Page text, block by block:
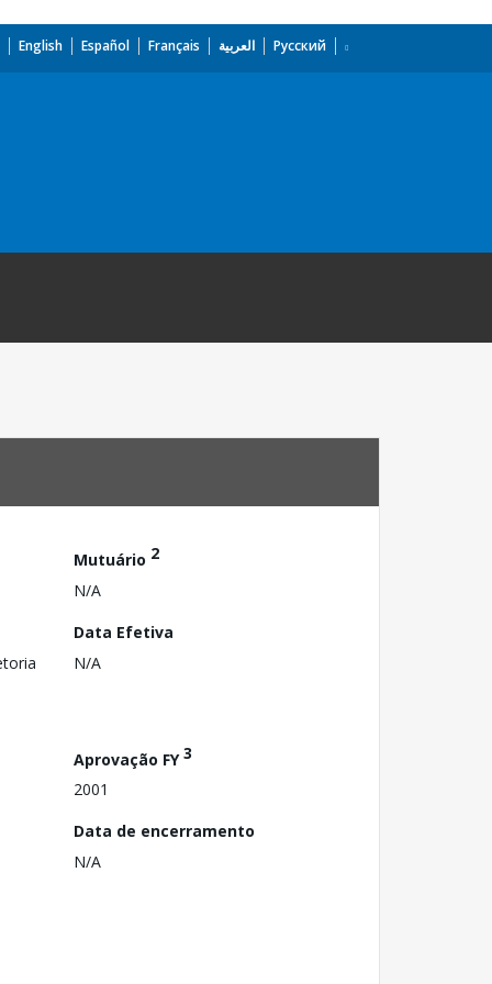
English Español Français العربية Русский
Mutuário 2
N/A
Data Efetiva
N/A
Aprovação FY3
2001
Data de encerramento
N/A